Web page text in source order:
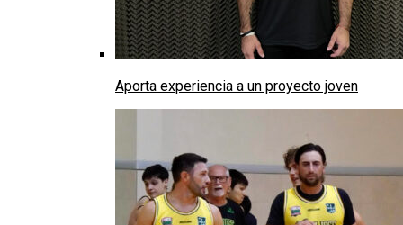
Aporta experiencia a un proyecto joven